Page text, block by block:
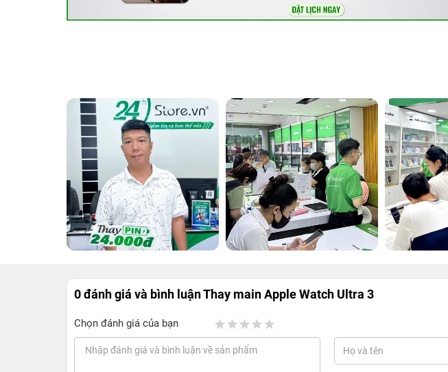
0 đánh giá và bình luậnThay main Apple Watch Ultra 3
Chọn đánh giá của bạn